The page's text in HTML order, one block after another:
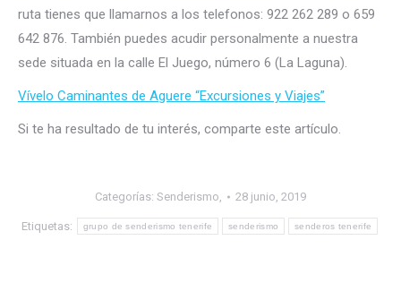
ruta tienes que llamarnos a los telefonos: 922 262 289 o 659
642 876. También puedes acudir personalmente a nuestra
sede situada en la calle El Juego, número 6 (La Laguna).
Vívelo Caminantes de Aguere “Excursiones y Viajes”
Si te ha resultado de tu interés, comparte este artículo.
Categorías: Senderismo, 28 junio, 2019
Etiquetas: grupo de senderismo tenerife senderismo senderos tenerife